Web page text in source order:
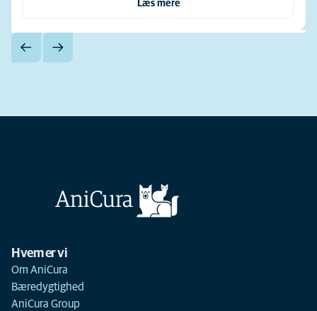
Læs mere
Hvem er vi
Om AniCura
Bæredygtighed
AniCura Group